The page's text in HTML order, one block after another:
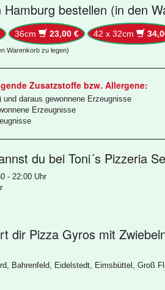
bestellen (in den
36cm 23,00 € 42 x 32cm
Warenkorb zu legen)
Zusatzstoffe bzw. Allergene:
daraus gewonnene Erzeugnisse
Erzeugnisse
du bei Toni´s Pizzeria
- 22:00 Uhr
dir Pizza Gyros mit
Bahrenfeld, Eidelstedt, Eimsbüttel, Groß